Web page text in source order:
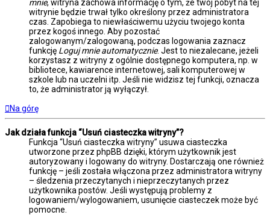
mnie, witryna zachowa informację o tym, że twój pobyt na tej
witrynie będzie trwał tylko określony przez administratora
czas. Zapobiega to niewłaściwemu użyciu twojego konta
przez kogoś innego. Aby pozostać
zalogowanym/zalogowaną, podczas logowania zaznacz
funkcję Loguj mnie automatycznie. Jest to niezalecane, jeżeli
korzystasz z witryny z ogólnie dostępnego komputera, np. w
bibliotece, kawiarence internetowej, sali komputerowej w
szkole lub na uczelni itp. Jeśli nie widzisz tej funkcji, oznacza
to, że administrator ją wyłączył.
Na górę
Jak działa funkcja “Usuń ciasteczka witryny”?
Funkcja “Usuń ciasteczka witryny” usuwa ciasteczka
utworzone przez phpBB dzięki, którym użytkownik jest
autoryzowany i logowany do witryny. Dostarczają one również
funkcję – jeśli została włączona przez administratora witryny
– śledzenia przeczytanych i nieprzeczytanych przez
użytkownika postów. Jeśli występują problemy z
logowaniem/wylogowaniem, usunięcie ciasteczek może być
pomocne.